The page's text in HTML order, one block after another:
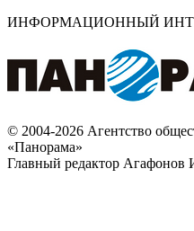
ИНФОРМАЦИОННЫЙ
© 2004-2026 Агентство
«Панорама»
Главный редактор Агафонов